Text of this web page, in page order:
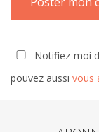
Notifiez-moi
pouvez aussi vous